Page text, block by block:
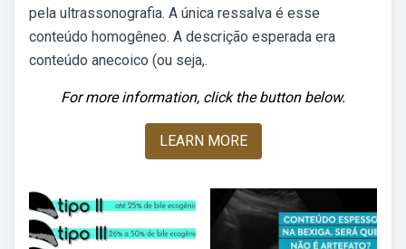
pela ultrassonografia. A única ressalva é esse
conteúdo homogêneo. A descrição esperada era
conteúdo anecoico (ou seja,.
For more information, click the button below.
LEARN MORE